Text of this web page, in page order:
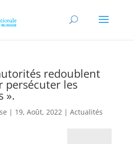
redoublent
persécuter les
».
| 19, Août, 2022| Actualités